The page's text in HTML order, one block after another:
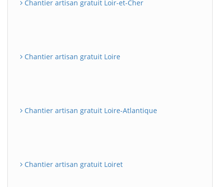
Chantier artisan gratuit Loir-et-Cher
Chantier artisan gratuit Loire
Chantier artisan gratuit Loire-Atlantique
Chantier artisan gratuit Loiret